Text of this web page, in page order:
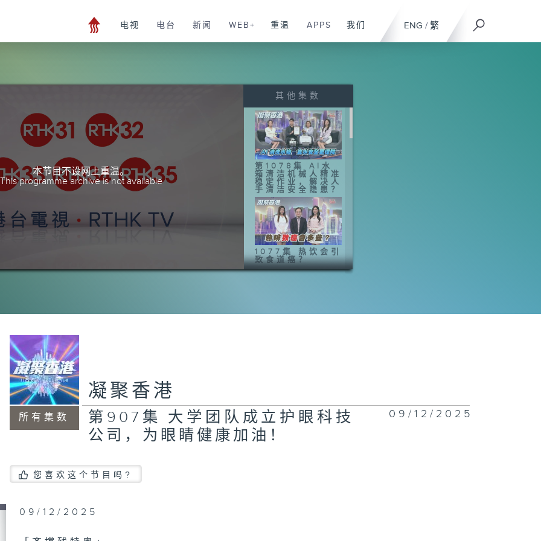
ENG / 繁
电视 电台 新闻 WEB+ 重温 APPS 我们
本节目不设网上重温。
This programme archive is not available
其他集数
第1078集 AI水
箱清洁机械人精准
稳定作业，解决人
手清洁安全隐患？
1077集 热饮会引
致食道癌？
第1075集 了解
学生心理健康，建
立互相聆听与分享
的校园文化！
所有集数
凝聚香港
第907集 大学团队成立护眼科技
公司，为眼睛健康加油！
09/12/2025
您喜欢这个节目吗?
09/12/2025